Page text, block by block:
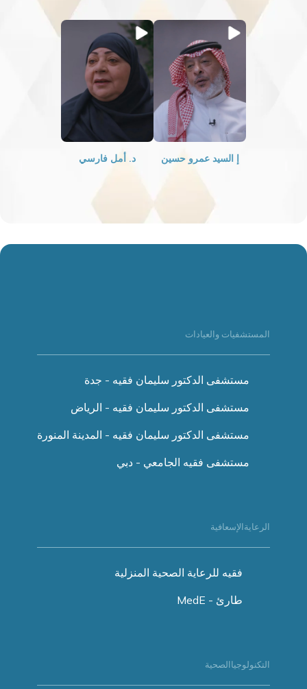
إ السيد عمرو حسين د. أمل فارسي
المستشفيات والعيادات
مستشفى الدكتور سليمان فقيه - جدة
مستشفى الدكتور سليمان فقيه - الرياض
مستشفى الدكتور سليمان فقيه - المدينة المنورة
مستشفى فقيه الجامعي - دبي
الرعايةالإسعافية
فقيه للرعاية الصحية المنزلية
طارئ - MedE
التكنولوجياالصحية